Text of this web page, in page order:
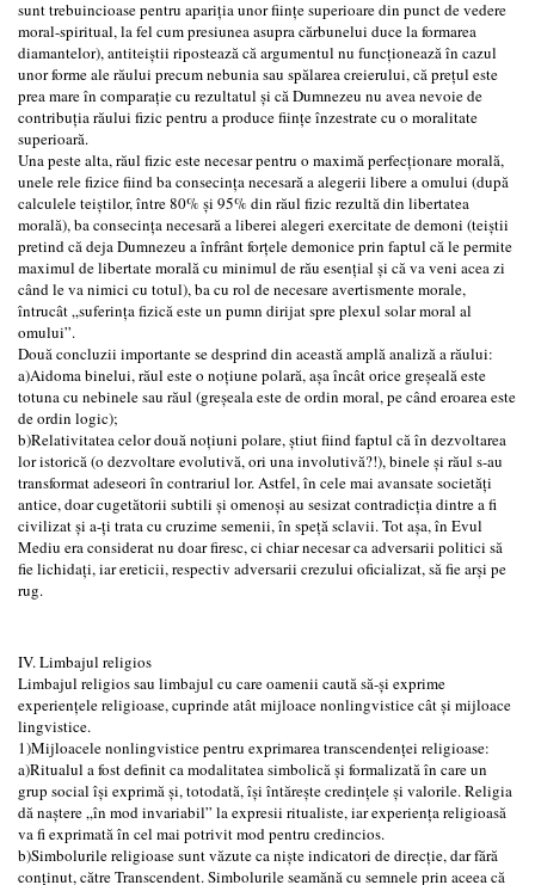
sunt trebuincioase pentru apariția unor ființe superioare din punct de vedere
moral-spiritual, la fel cum presiunea asupra cărbunelui duce la formarea
diamantelor), antiteiștii ripostează că argumentul nu funcționează în cazul
unor forme ale răului precum nebunia sau spălarea creierului, că prețul este
prea mare în comparație cu rezultatul și că Dumnezeu nu avea nevoie de
contribuția răului fizic pentru a produce ființe înzestrate cu o moralitate
superioară.
Una peste alta, răul fizic este necesar pentru o maximă perfecționare morală,
unele rele fizice fiind ba consecința necesară a alegerii libere a omului (după
calculele teiștilor, între 80% și 95% din răul fizic rezultă din libertatea
morală), ba consecința necesară a liberei alegeri exercitate de demoni (teiștii
pretind că deja Dumnezeu a înfrânt forțele demonice prin faptul că le permite
maximul de libertate morală cu minimul de rău esențial și că va veni acea zi
când le va nimici cu totul), ba cu rol de necesare avertismente morale,
întrucât „suferința fizică este un pumn dirijat spre plexul solar moral al
omului”.
Două concluzii importante se desprind din această amplă analiză a răului:
a)Aidoma binelui, răul este o noțiune polară, așa încât orice greșeală este
totuna cu nebinele sau răul (greșeala este de ordin moral, pe când eroarea este
de ordin logic);
b)Relativitatea celor două noțiuni polare, știut fiind faptul că în dezvoltarea
lor istorică (o dezvoltare evolutivă, ori una involutivă?!), binele și răul s-au
transformat adeseori în contrariul lor. Astfel, în cele mai avansate societăți
antice, doar cugetătorii subtili și omenoși au sesizat contradicția dintre a fi
civilizat și a-ți trata cu cruzime semenii, în speță sclavii. Tot așa, în Evul
Mediu era considerat nu doar firesc, ci chiar necesar ca adversarii politici să
fie lichidați, iar ereticii, respectiv adversarii crezului oficializat, să fie arși pe
rug.
IV. Limbajul religios
Limbajul religios sau limbajul cu care oamenii caută să-și exprime
experiențele religioase, cuprinde atât mijloace nonlingvistice cât și mijloace
lingvistice.
1)Mijloacele nonlingvistice pentru exprimarea transcendenței religioase:
a)Ritualul a fost definit ca modalitatea simbolică și formalizată în care un
grup social își exprimă și, totodată, își întărește credințele și valorile. Religia
dă naștere „în mod invariabil” la expresii ritualiste, iar experiența religioasă
va fi exprimată în cel mai potrivit mod pentru credincios.
b)Simbolurile religioase sunt văzute ca niște indicatori de direcție, dar fără
conținut, către Transcendent. Simbolurile seamănă cu semnele prin aceea că